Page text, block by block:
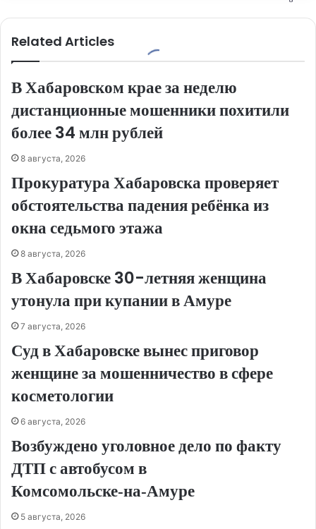
Related Articles
В Хабаровском крае за неделю
дистанционные мошенники похитили
более 34 млн рублей
8 августа, 2026
Прокуратура Хабаровска проверяет
обстоятельства падения ребёнка из
окна седьмого этажа
8 августа, 2026
В Хабаровске 30-летняя женщина
утонула при купании в Амуре
7 августа, 2026
Суд в Хабаровске вынес приговор
женщине за мошенничество в сфере
косметологии
6 августа, 2026
Возбуждено уголовное дело по факту
ДТП с автобусом в
Комсомольске‑на‑Амуре
5 августа, 2026